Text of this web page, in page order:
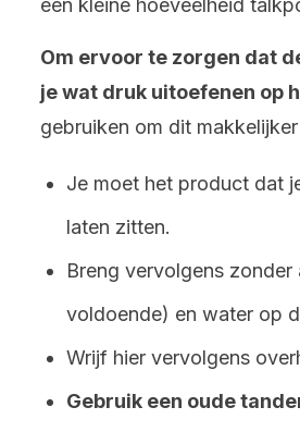
een kleine hoeveelheid
Om ervoor te zorgen dat
je wat druk uitoefenen op
gebruiken om dit
Je moet het product dat
laten zitten.
Breng vervolgens
voldoende) en water op
Wrijf hier vervolgens
Gebruik een oude